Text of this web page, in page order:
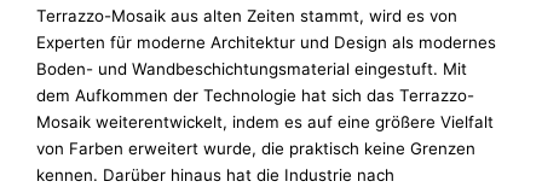
Terrazzo-Mosaik aus alten Zeiten stammt, wird es von
Experten für moderne Architektur und Design als modernes
Boden- und Wandbeschichtungsmaterial eingestuft. Mit
dem Aufkommen der Technologie hat sich das Terrazzo-
Mosaik weiterentwickelt, indem es auf eine größere Vielfalt
von Farben erweitert wurde, die praktisch keine Grenzen
kennen. Darüber hinaus hat die Industrie nach